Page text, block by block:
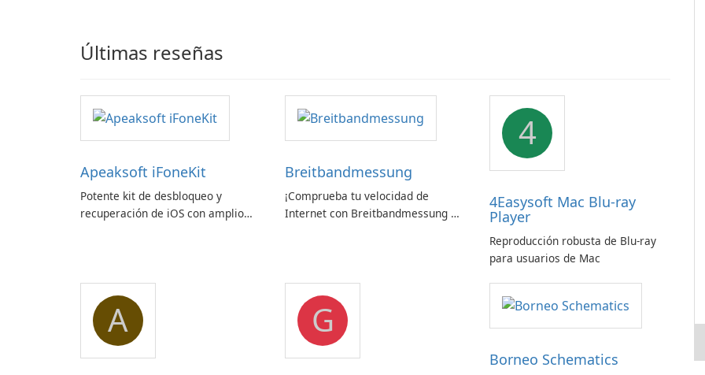
Últimas reseñas
Apeaksoft iFoneKit
Potente kit de desbloqueo y
recuperación de iOS con amplio
Breitbandmessung
¡Comprueba tu velocidad de
Internet con Breitbandmessung de
4
4Easysoft Mac Blu-ray
Player
Reproducción robusta de Blu-ray
para usuarios de Mac
A G
Borneo Schematics